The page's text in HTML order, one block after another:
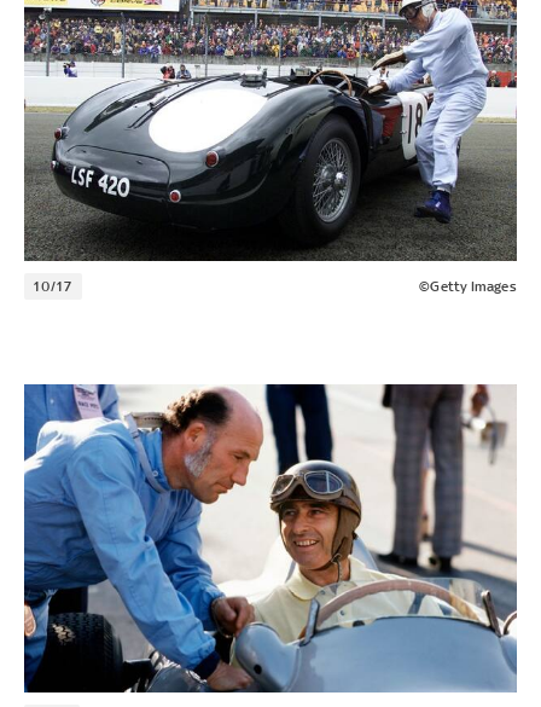
10/17 ©Getty Images